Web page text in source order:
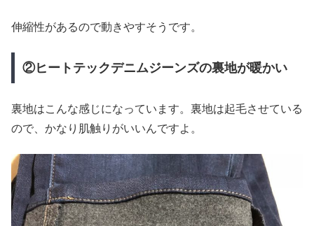
伸縮性があるので動きやすそうです。
②ヒートテックデニムジーンズの裏地が暖かい
裏地はこんな感じになっています。裏地は起毛させている
ので、かなり肌触りがいいんですよ。